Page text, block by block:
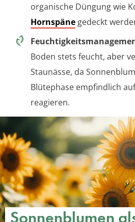
organische Düngung wie
Hornspäne gedeckt
Boden stets feucht, aber
Staunässe, da
Blütephase empfindlich
reagieren.
Sonnenblumen